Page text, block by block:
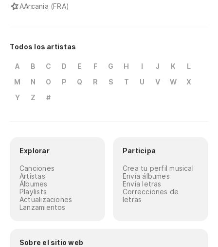
AArcania (FRA)
Todos los artistas
A B C D E F G H I J K
L
M
N O P Q R S T U V W
X
Y
Z #
Explorar
Canciones
Artistas
Álbumes
Playlists
Actualizaciones
Lanzamientos
Participa
Crea tu perfil musical
Envía álbumes
Envía letras
Correcciones de
letras
Sobre el sitio web